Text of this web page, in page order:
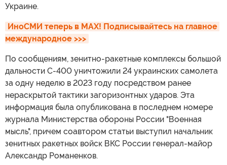
Украине.
ИноСМИ теперь в MAX! Подписывайтесь на главное
международное >>>
По сообщениям, зенитно-ракетные комплексы большой
дальности С-400 уничтожили 24 украинских самолета
за одну неделю в 2023 году посредством ранее
нераскрытой тактики загоризонтных ударов. Эта
информация была опубликована в последнем номере
журнала Министерства обороны России "Военная
мысль", причем соавтором статьи выступил начальник
зенитных ракетных войск ВКС России генерал-майор
Александр Романенков.